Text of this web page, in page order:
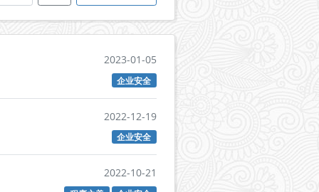
2023-01-05
企业安全
2022-12-19
企业安全
2022-10-21